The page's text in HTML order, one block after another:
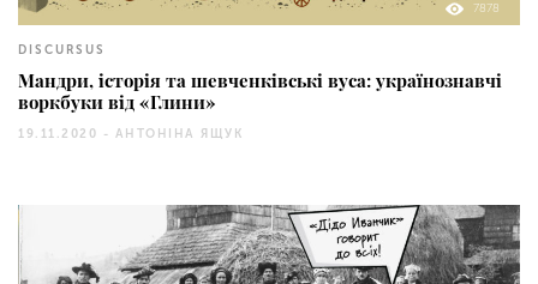
7878
DISCURSUS
Мандри, історія та шевченківські вуса: українознавчі
воркбуки від «Глини»
19.11.2020 - АНТОНІНА ЯЩУК